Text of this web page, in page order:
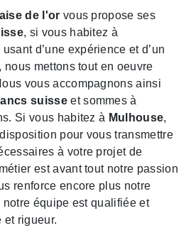
de l'or vous propose ses
, si vous habitez à
d’une expérience et d’un
mettons tout en oeuvre
vous accompagnons ainsi
suisseet sommes à
Si vous habitez à Mulhouse,
pour vous transmettre
à votre projet de
est avant tout notre passion
renforce encore plus notre
notre équipe est qualifiée et
et rigueur.